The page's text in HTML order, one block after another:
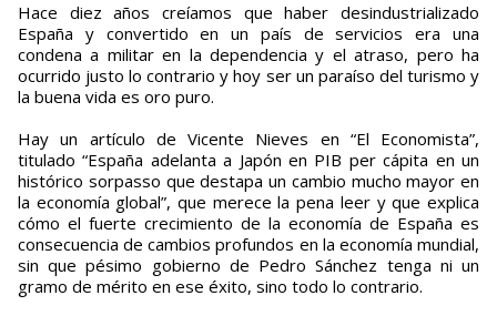
Hace diez años creíamos que haber desindustrializado
España y convertido en un país de servicios era una
condena a militar en la dependencia y el atraso, pero ha
ocurrido justo lo contrario y hoy ser un paraíso del turismo y
la buena vida es oro puro.
Hay un artículo de Vicente Nieves en “El Economista”,
titulado “España adelanta a Japón en PIB per cápita en un
histórico sorpasso que destapa un cambio mucho mayor en
la economía global”, que merece la pena leer y que explica
cómo el fuerte crecimiento de la economía de España es
consecuencia de cambios profundos en la economía mundial,
sin que pésimo gobierno de Pedro Sánchez tenga ni un
gramo de mérito en ese éxito, sino todo lo contrario.